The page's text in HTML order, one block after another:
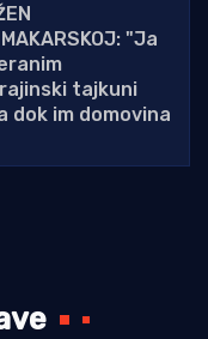
"Ja
tajkuni
dok im domovina